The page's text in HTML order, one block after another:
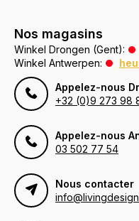
Nos magasins
Winkel Drongen (Gent):
Winkel Antwerpen:
Appelez-nous
+32 (0)9 273 98
Appelez-nous
03 502 77 54
Nous contacter